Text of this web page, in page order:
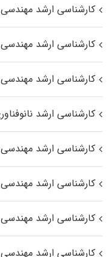
کارشناسی ارشد
کارشناسی ارشد
کارشناسی ارشد
کارشناسی ارشد
کارشناسی ارشد مهندسی
کارشناسی ارشد مهندسی
کارشناسی ارشد
کارشناسی ارشد